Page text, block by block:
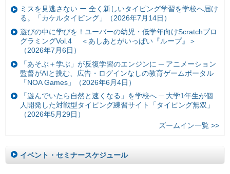
ミスを見逃さない ー 全く新しいタイピング学習を学校へ届け
る。「カケルタイピング」（2026年7月14日）
遊びの中に学びを！ユーバーの幼児・低学年向けScratchプロ
グラミングVol.4 ＜あしあとがいっぱい『ループ』＞
（2026年7月6日）
「あそぶ＋学ぶ」が反復学習のエンジンに ─ アニメーション
監督がAIと挑む、広告・ログインなしの教育ゲームポータル
「NOA Games」（2026年6月4日）
「遊んでいたら自然と速くなる」を学校へ ─ 大学1年生が個
人開発した対戦型タイピング練習サイト「タイピング無双」
（2026年5月29日）
ズームイン一覧 >>
イベント・セミナースケジュール